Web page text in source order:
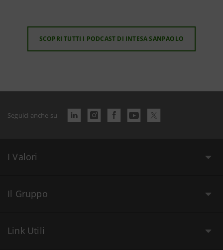
SCOPRI TUTTI I PODCAST DI INTESA SANPAOLO
Seguici anche su
I Valori
Il Gruppo
Link Utili